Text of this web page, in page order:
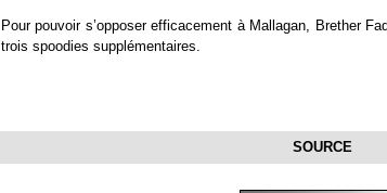
Pour pouvoir s’opposer efficacement à Mallagan, Brether
trois spoodies supplémentaires.
SOURCE